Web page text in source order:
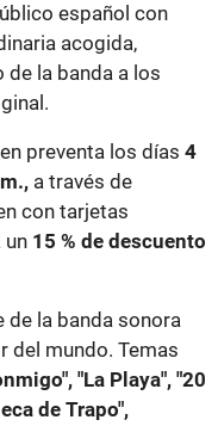
español con
acogida,
la banda a los
preventa los días 4
a través de
con tarjetas
un 15 % de descuento
de la banda sonora
del mundo. Temas
"La Playa", "20
de Trapo",